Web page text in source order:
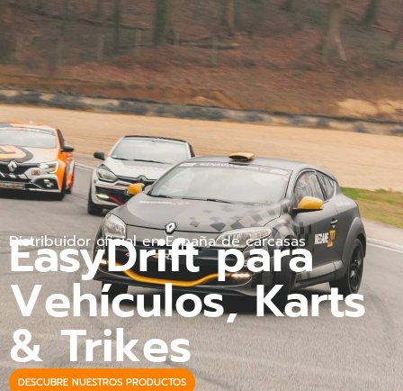
Distribuidor oficial en España de carcasas
EasyDrift para
Vehículos, Karts
& Trikes
DESCUBRE NUESTROS PRODUCTOS